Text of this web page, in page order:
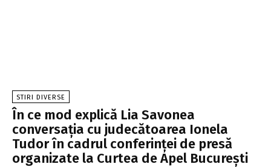
STIRI DIVERSE
În ce mod explică Lia Savonea
conversația cu judecătoarea Ionela
Tudor în cadrul conferinței de presă
organizate la Curtea de Apel București